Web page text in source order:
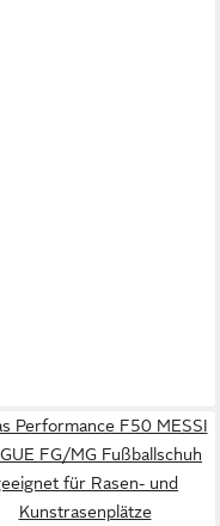
Performance F50 MESSI
FG/MG Fußballschuh
für Rasen- und
Kunstrasenplätze